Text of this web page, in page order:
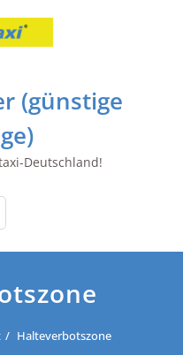
(günstige
Deutschland!
Halteverbotszone